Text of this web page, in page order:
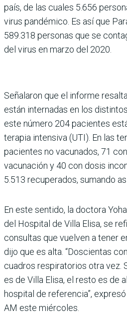
país, de las cuales 5.656
virus pandémico. Es así que
589.318 personas que se
del virus en marzo del 2020.
Señalaron que el informe
están internadas en los
este número 204 pacientes
terapia intensiva (UTI). En las
pacientes no vacunados, 71
vacunación y 40 con dosis
5.513 recuperados, sumando
En este sentido, la doctora
del Hospital de Villa Elisa, se
consultas que vuelven a tener
dijo que es alta. “Doscientas
cuadros respiratorios otra vez.
es de Villa Elisa, el resto es de
hospital de referencia”,
AM este miércoles.